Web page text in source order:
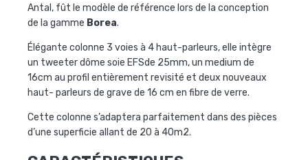
Antal, fût le modèle de référence lors de la conception
de la gamme Borea.
Élégante colonne 3 voies à 4 haut-parleurs, elle intègre
un tweeter dôme soie EFSde 25mm, un medium de
16cm au profil entièrement revisité et deux nouveaux
haut- parleurs de grave de 16 cm en fibre de verre.
Cette colonne s’adaptera parfaitement dans des pièces
d’une superficie allant de 20 à 40m2.